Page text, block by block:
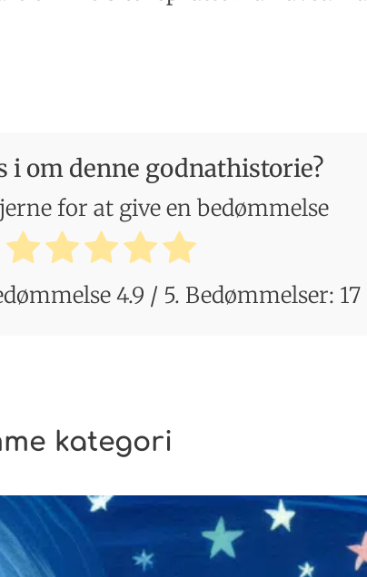
i om denne godnathistorie?
for at give en bedømmelse
4.9 / 5. Bedømmelser: 17
kategori